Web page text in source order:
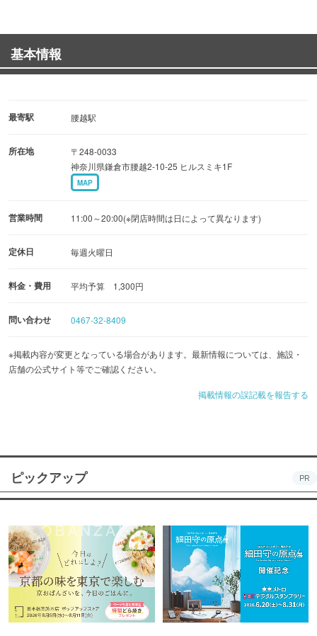
・アジフライ
・お刺身定食
・煮魚（金目鯛、ぶりかま）
・スパム丼
基本情報
最寄駅 腰越駅
所在地
〒248-0033
神奈川県鎌倉市腰越2-10-25 ヒルスミキ1F
MAP
営業時間 11:00～20:00(※閉店時間は日によって異なります)
定休日 毎週火曜日
料金・費用 平均予算 1,300円
問い合わせ 0467-32-8409
※掲載内容が変更となっている場合があります。最新情報については、施設・
店舗の公式サイト等でご確認ください。
掲載情報の誤記載を報告する
ピックアップ PR